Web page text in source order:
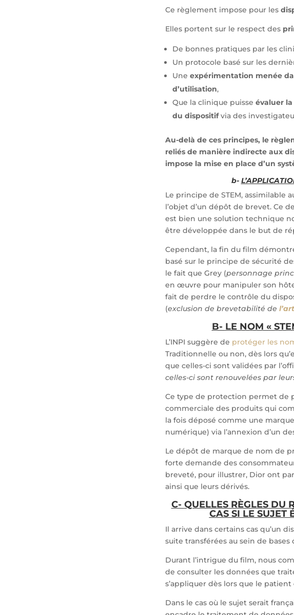
Ce règlement impose pour les
Elles portent sur le respect des
De bonnes pratiques par les
Un protocole basé sur les
Une expérimentation menée
d’utilisation,
Que la clinique puisse évaluer
du dispositifvia des
Au-delà de ces principes, le
reliés de manière indirecte aux
impose la mise en place d’un
b-
Le principe de STEM, assimilable
l’objet d’un dépôt de brevet. Ce
est bien une solution technique
être développée dans le but de
Cependant, la fin du film
basé sur le principe de sécurité
le fait que Grey (personnage
en œuvre pour manipuler son
fait de perdre le contrôle du
(exclusion de brevetabilité de
B- LE NOM «
L’INPI suggère de protéger les
Traditionnelle ou non, dès lors
que celles-ci sont validées par
celles-ci sont renouvelées par
Ce type de protection permet de
commerciale des produits qui
la fois déposé comme une
numérique) via l’annexion d’un
Le dépôt de marque de nom de
forte demande des
breveté, pour illustrer, Dior ont
ainsi que leurs dérivés.
C- QUELLES RÈGLES DU
CAS SI LE SUJET
Il arrive dans certains cas qu’un
suite transférées au sein de bases
Durant l’intrigue du film, nous
de consulter les données que
s’appliquer dès lors que le
Dans le cas où le sujet serait